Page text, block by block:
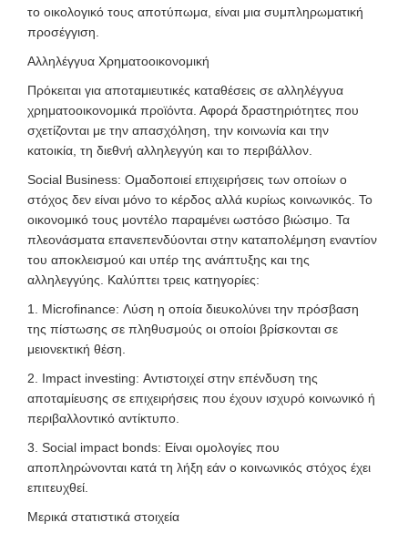
το οικολογικό τους αποτύπωμα, είναι μια συμπληρωματική
προσέγγιση.
Αλληλέγγυα Χρηματοοικονομική
Πρόκειται για αποταμιευτικές καταθέσεις σε αλληλέγγυα
χρηματοοικονομικά προϊόντα. Αφορά δραστηριότητες που
σχετίζονται με την απασχόληση, την κοινωνία και την
κατοικία, τη διεθνή αλληλεγγύη και το περιβάλλον.
Social Business: Ομαδοποιεί επιχειρήσεις των οποίων ο
στόχος δεν είναι μόνο το κέρδος αλλά κυρίως κοινωνικός. Το
οικονομικό τους μοντέλο παραμένει ωστόσο βιώσιμο. Τα
πλεονάσματα επανεπενδύονται στην καταπολέμηση εναντίον
του αποκλεισμού και υπέρ της ανάπτυξης και της
αλληλεγγύης. Καλύπτει τρεις κατηγορίες:
1. Microfinance: Λύση η οποία διευκολύνει την πρόσβαση
της πίστωσης σε πληθυσμούς οι οποίοι βρίσκονται σε
μειονεκτική θέση.
2. Impact investing: Αντιστοιχεί στην επένδυση της
αποταμίευσης σε επιχειρήσεις που έχουν ισχυρό κοινωνικό ή
περιβαλλοντικό αντίκτυπο.
3. Social impact bonds: Είναι ομολογίες που
αποπληρώνονται κατά τη λήξη εάν ο κοινωνικός στόχος έχει
επιτευχθεί.
Μερικά στατιστικά στοιχεία